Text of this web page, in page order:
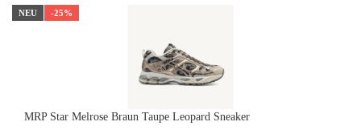
NEU -25%
MRP Star Melrose Braun Taupe Leopard Sneaker